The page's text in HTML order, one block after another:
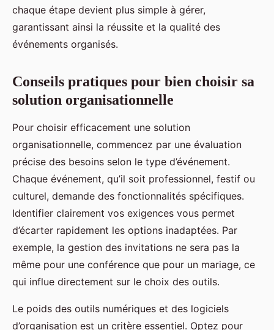
chaque étape devient plus simple à gérer,
garantissant ainsi la réussite et la qualité des
événements organisés.
Conseils pratiques pour bien choisir sa
solution organisationnelle
Pour choisir efficacement une solution
organisationnelle, commencez par une évaluation
précise des besoins selon le type d’événement.
Chaque événement, qu’il soit professionnel, festif ou
culturel, demande des fonctionnalités spécifiques.
Identifier clairement vos exigences vous permet
d’écarter rapidement les options inadaptées. Par
exemple, la gestion des invitations ne sera pas la
même pour une conférence que pour un mariage, ce
qui influe directement sur le choix des outils.
Le poids des outils numériques et des logiciels
d’organisation est un critère essentiel. Optez pour